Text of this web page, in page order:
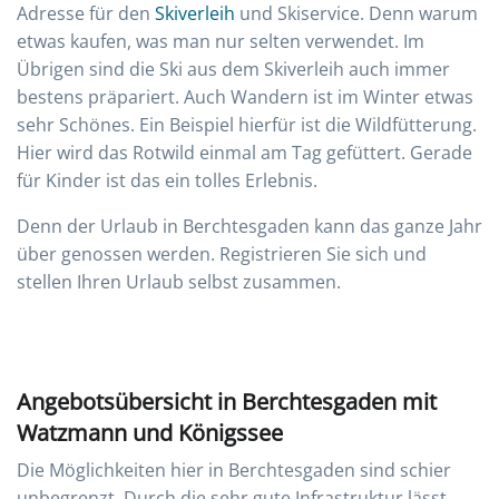
Adresse für den Skiverleih und Skiservice. Denn warum
etwas kaufen, was man nur selten verwendet. Im
Übrigen sind die Ski aus dem Skiverleih auch immer
bestens präpariert. Auch Wandern ist im Winter etwas
sehr Schönes. Ein Beispiel hierfür ist die Wildfütterung.
Hier wird das Rotwild einmal am Tag gefüttert. Gerade
für Kinder ist das ein tolles Erlebnis.
Denn der Urlaub in Berchtesgaden kann das ganze Jahr
über genossen werden. Registrieren Sie sich und
stellen Ihren Urlaub selbst zusammen.
Angebotsübersicht in Berchtesgaden mit
Watzmann und Königssee
Die Möglichkeiten hier in Berchtesgaden sind schier